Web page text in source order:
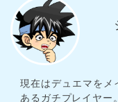
現在はデュエマをメ
あるガチプレイヤー